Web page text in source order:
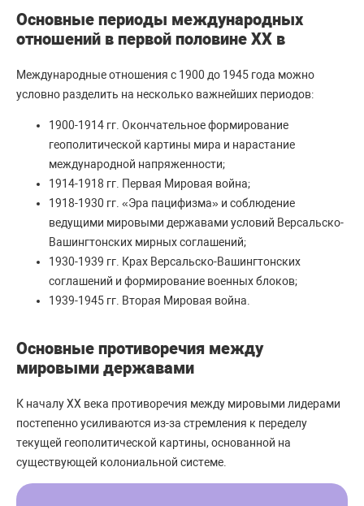
Основные периоды международных
отношений в первой половине ХХ в
Международные отношения с 1900 до 1945 года можно
условно разделить на несколько важнейших периодов:
1900-1914 гг. Окончательное формирование
геополитической картины мира и нарастание
международной напряженности;
1914-1918 гг. Первая Мировая война;
1918-1930 гг. «Эра пацифизма» и соблюдение
ведущими мировыми державами условий Версальско-
Вашингтонских мирных соглашений;
1930-1939 гг. Крах Версальско-Вашингтонских
соглашений и формирование военных блоков;
1939-1945 гг. Вторая Мировая война.
Основные противоречия между
мировыми державами
К началу ХХ века противоречия между мировыми лидерами
постепенно усиливаются из-за стремления к переделу
текущей геополитической картины, основанной на
существующей колониальной системе.